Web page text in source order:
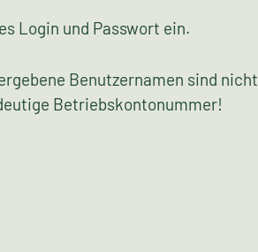
Login und Passwort ein.
Benutzernamen sind nicht
Betriebskontonummer!